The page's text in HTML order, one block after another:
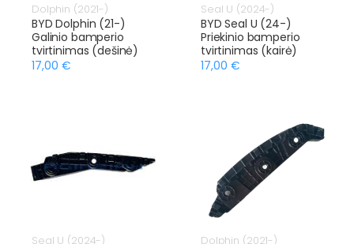
Dolphin (2021-)
BYD Dolphin (21-)
Galinio bamperio
tvirtinimas (dešinė)
17,00 €
Seal U (2024-)
BYD Seal U (24-)
Priekinio bamperio
tvirtinimas (kairė)
17,00 €
Seal U (2024-) Dolphin (2021-)